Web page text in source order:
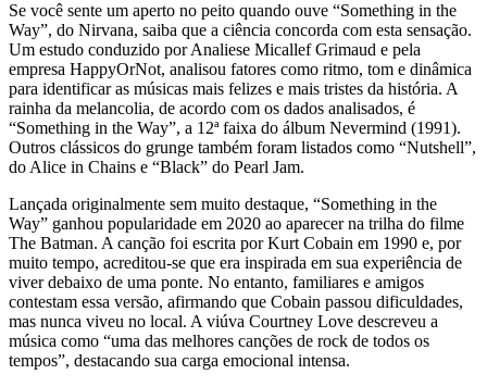
Se você sente um aperto no peito quando ouve “Something in the
Way”, do Nirvana, saiba que a ciência concorda com esta sensação.
Um estudo conduzido por Analiese Micallef Grimaud e pela
empresa HappyOrNot, analisou fatores como ritmo, tom e dinâmica
para identificar as músicas mais felizes e mais tristes da história. A
rainha da melancolia, de acordo com os dados analisados, é
“Something in the Way”, a 12ª faixa do álbum Nevermind (1991).
Outros clássicos do grunge também foram listados como “Nutshell”,
do Alice in Chains e “Black” do Pearl Jam.
Lançada originalmente sem muito destaque, “Something in the
Way” ganhou popularidade em 2020 ao aparecer na trilha do filme
The Batman. A canção foi escrita por Kurt Cobain em 1990 e, por
muito tempo, acreditou-se que era inspirada em sua experiência de
viver debaixo de uma ponte. No entanto, familiares e amigos
contestam essa versão, afirmando que Cobain passou dificuldades,
mas nunca viveu no local. A viúva Courtney Love descreveu a
música como “uma das melhores canções de rock de todos os
tempos”, destacando sua carga emocional intensa.